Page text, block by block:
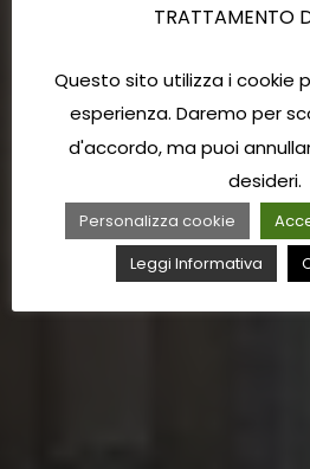
TRATTAMENTO
Questo sito utilizza i cookie
esperienza. Daremo per
d'accordo, ma puoi
desideri.
Personalizza cookie
Leggi Informativa